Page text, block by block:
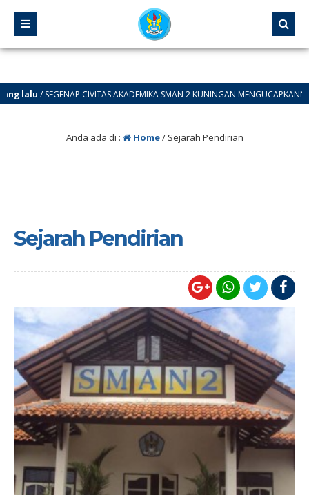
/ SEGENAP CIVITAS AKADEMIKA SMAN 2 KUNINGAN MENGUCAPKANN
Anda ada di : Home/ Sejarah Pendirian
Sejarah Pendirian